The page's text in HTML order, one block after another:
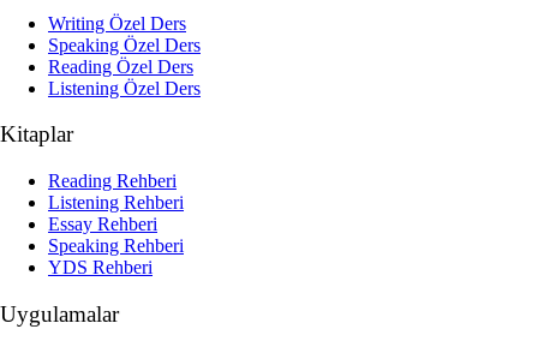
Writing Özel Ders
Speaking Özel Ders
Reading Özel Ders
Listening Özel Ders
Kitaplar
Reading Rehberi
Listening Rehberi
Essay Rehberi
Speaking Rehberi
YDS Rehberi
Uygulamalar